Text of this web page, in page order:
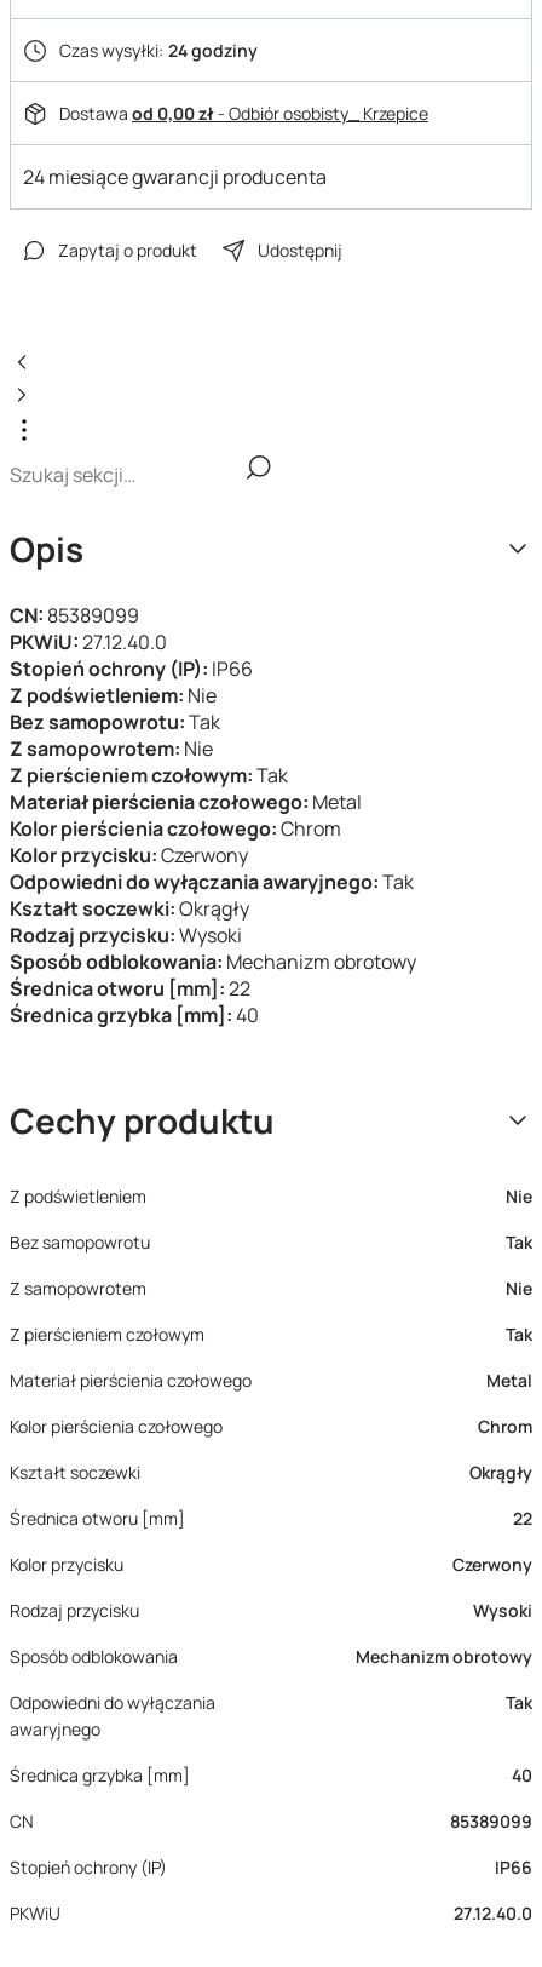
Czas wysyłki: 24 godziny
Dostawa od 0,00 zł- Odbiór osobisty_ Krzepice
24 miesiące gwarancji producenta
Zapytaj o produkt Udostępnij
Opis
CN: 85389099
PKWiU:27.12.40.0
Stopień ochrony (IP): IP66
Z podświetleniem: Nie
Bez samopowrotu:Tak
Z samopowrotem: Nie
Z pierścieniem czołowym:Tak
Materiał pierścienia czołowego: Metal
Kolor pierścienia czołowego:Chrom
Kolor przycisku:Czerwony
Odpowiedni do wyłączania awaryjnego:Tak
Kształt soczewki:Okrągły
Rodzaj przycisku:Wysoki
Sposób odblokowania: Mechanizm obrotowy
Średnica otworu [mm]:22
Średnica grzybka [mm]:40
Cechy produktu
Z podświetleniem
Nie
Bez samopowrotu
Tak
Z samopowrotem
Nie
Z pierścieniem czołowym
Tak
Materiał pierścienia czołowego
Metal
Kolor pierścienia czołowego
Chrom
Kształt soczewki
Okrągły
Średnica otworu [mm]
22
Kolor przycisku
Czerwony
Rodzaj przycisku
Wysoki
Sposób odblokowania
Mechanizm obrotowy
Odpowiedni do wyłączania
awaryjnego
Tak
Średnica grzybka [mm]
40
CN
85389099
Stopień ochrony (IP)
IP66
PKWiU
27.12.40.0